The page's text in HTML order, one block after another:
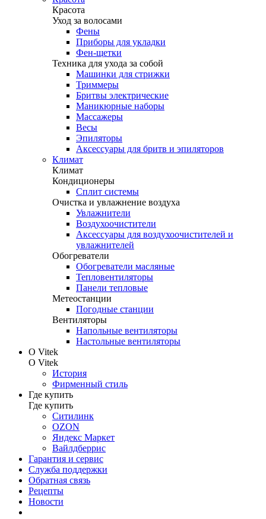
Красота
Уход за волосами
Фены
Приборы для укладки
Фен-щетки
Техника для ухода за собой
Машинки для стрижки
Триммеры
Бритвы электрические
Маникюрные наборы
Массажеры
Весы
Эпиляторы
Аксессуары для бритв и эпиляторов
Климат
Климат
Кондиционеры
Сплит системы
Очистка и увлажнение воздуха
Увлажнители
Воздухоочистители
Аксессуары для воздухоочистителей и
увлажнителей
Обогреватели
Обогреватели масляные
Тепловентиляторы
Панели тепловые
Метеостанции
Погодные станции
Вентиляторы
Напольные вентиляторы
Настольные вентиляторы
О Vitek
О Vitek
История
Фирменный стиль
Где купить
Где купить
Ситилинк
OZON
Яндекс Маркет
Вайлдберрис
Гарантия и сервис
Служба поддержки
Обратная связь
Рецепты
Новости